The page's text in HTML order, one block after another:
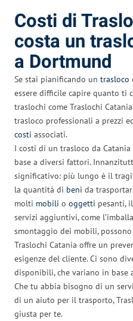
Costi di
costa un
a Dortmund
Se stai pianificando un trasloco
essere difficile capire quanto ti
traslochi come Traslochi
trasloco professionali a prezzi
costi associati.
I costi di un trasloco da
base a diversi fattori.
significativo: più lungo è il
la quantità di beni da
molti mobili o oggetti pesanti,
servizi aggiuntivi, come
smontaggio dei mobili,
Traslochi Catania offre un
esigenze del cliente. Ci sono
disponibili, che variano in base
Che tu abbia bisogno di un
di un aiuto per il trasporto,
giusta per te.